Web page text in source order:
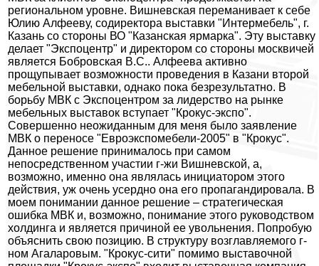
региональном уровне. Вишневская переманивает к себе
Юлию Алфееву, содиректора выставки "Интермебель", г.
Казань со стороны ВО "Казанская ярмарка". Эту выставку
делает "Экспоцентр" и директором со стороны москвичей
является Бобровская В.С.. Алфеева активно
прощупывает возможности проведения в Казани второй
мебельной выставки, однако пока безрезультатно. В
борьбу МВК с Экспоцентром за лидерство на рынке
мебельных выставок вступает "Крокус-экспо".
Совершенно неожиданным для меня было заявление
МВК о переносе "Евроэкспомебели-2005" в "Крокус".
Данное решение принималось при самом
непосредственном участии г-жи Вишневской, а,
возможно, именно она являлась инициатором этого
действия, уж очень усердно она его пропагандировала. В
моем понимании данное решение – стратегическая
ошибка МВК и, возможно, понимание этого руководством
холдинга и является причиной ее увольнения. Попробую
объяснить свою позицию. В структуру возглавляемого г-
ном Агаларовым. "Крокус-сити" помимо выставочной